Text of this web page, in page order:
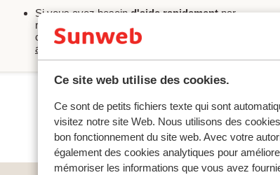
Ce site web utilise des cookies.
Ce sont de petits fichiers texte qui sont
visitez notre site Web. Nous utilisons des
bon fonctionnement du site web. Avec votre
également des cookies analytiques pour
mémoriser les informations que vous avez
Si vous avez besoind'aide rapidementpar
rapport à votre réservation, vous pouvez
consultez nos FAQ ou contacter notre
après-vente
Nouvelle recherche